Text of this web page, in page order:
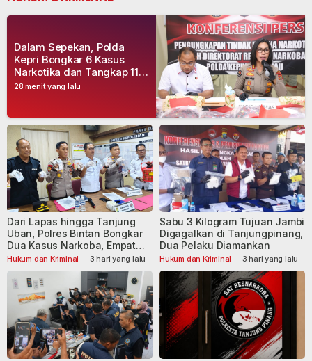
28 menit yang lalu
Dalam Sepekan, Polda
Kepri Bongkar 6 Kasus
Narkotika dan Tangkap 11
Tersangka
Hukum dan Kriminal - 3 hari yang lalu
Dari Lapas hingga Tanjung
Uban, Polres Bintan Bongkar
Dua Kasus Narkoba, Empat
Tersangka Dibekuk
Hukum dan Kriminal - 3 hari yang lalu
Sabu 3 Kilogram Tujuan Jambi
Digagalkan di Tanjungpinang,
Dua Pelaku Diamankan